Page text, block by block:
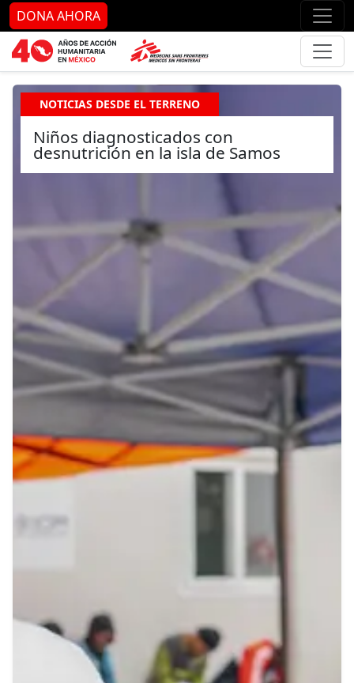
Ir al contenido principal Ir
DONA AHORA
NOTICIAS DESDE EL TERRENO
Niños diagnosticados con
desnutrición en la isla de Samos